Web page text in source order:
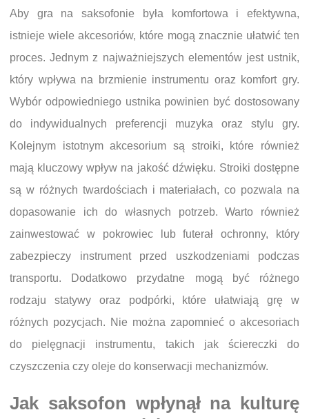
Aby gra na saksofonie była komfortowa i efektywna,
istnieje wiele akcesoriów, które mogą znacznie ułatwić ten
proces. Jednym z najważniejszych elementów jest ustnik,
który wpływa na brzmienie instrumentu oraz komfort gry.
Wybór odpowiedniego ustnika powinien być dostosowany
do indywidualnych preferencji muzyka oraz stylu gry.
Kolejnym istotnym akcesorium są stroiki, które również
mają kluczowy wpływ na jakość dźwięku. Stroiki dostępne
są w różnych twardościach i materiałach, co pozwala na
dopasowanie ich do własnych potrzeb. Warto również
zainwestować w pokrowiec lub futerał ochronny, który
zabezpieczy instrument przed uszkodzeniami podczas
transportu. Dodatkowo przydatne mogą być różnego
rodzaju statywy oraz podpórki, które ułatwiają grę w
różnych pozycjach. Nie można zapomnieć o akcesoriach
do pielęgnacji instrumentu, takich jak ściereczki do
czyszczenia czy oleje do konserwacji mechanizmów.
Jak saksofon wpłynął na kulturę